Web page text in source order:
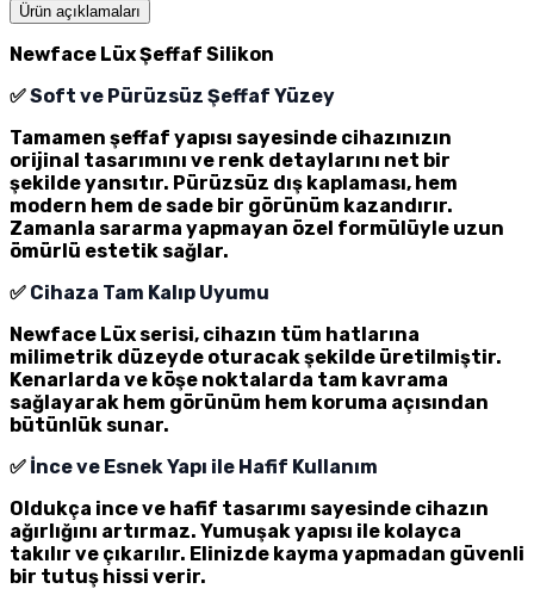
Ürün açıklamaları
Newface Lüx Şeffaf Silikon
✅Soft ve Pürüzsüz Şeffaf Yüzey
Tamamen şeffaf yapısı sayesinde cihazınızın
orijinal tasarımını ve renk detaylarını net bir
şekilde yansıtır. Pürüzsüz dış kaplaması, hem
modern hem de sade bir görünüm kazandırır.
Zamanla sararma yapmayan özel formülüyle uzun
ömürlü estetik sağlar.
✅ Cihaza Tam Kalıp Uyumu
Newface Lüx serisi, cihazın tüm hatlarına
milimetrik düzeyde oturacak şekilde üretilmiştir.
Kenarlarda ve köşe noktalarda tam kavrama
sağlayarak hem görünüm hem koruma açısından
bütünlük sunar.
✅ İnce ve Esnek Yapı ile Hafif Kullanım
Oldukça ince ve hafif tasarımı sayesinde cihazın
ağırlığını artırmaz. Yumuşak yapısı ile kolayca
takılır ve çıkarılır. Elinizde kayma yapmadan güvenli
bir tutuş hissi verir.